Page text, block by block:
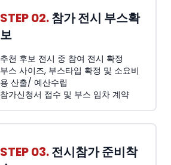
STEP 02.참가 전시 부스확
보
추천 후보 전시 중 참여 전시 확정
부스 사이즈, 부스타입 확정 및 소요비
용 산출/ 예산수립
참가신청서 접수 및 부스 임차 계약
STEP 03.전시참가 준비착